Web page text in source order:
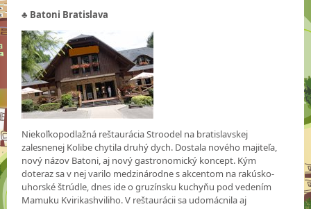
♣ Batoni Bratislava
Niekoľkopodlažná reštaurácia Stroodel na bratislavskej
zalesnenej Kolibe chytila druhý dych. Dostala nového majiteľa,
nový názov Batoni, aj nový gastronomický koncept. Kým
doteraz sa v nej varilo medzinárodne s akcentom na rakúsko-
uhorské štrúdle, dnes ide o gruzínsku kuchyňu pod vedením
Mamuku Kvirikashviliho. V reštaurácii sa udomácnila aj